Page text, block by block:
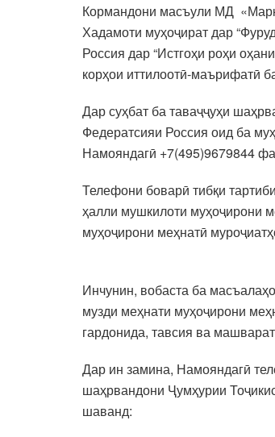
Кормандони масъули МД
Хадамоти муҳоҷират дар
Россия дар “Истгоҳи роҳи
корҳои иттилоотӣ-маърифатӣ
Дар суҳбат ба таваҷҷуҳи
Федератсияи Россия оид ба
Намояндагӣ +7(495)9679844
Телефони боварӣ тибқи
ҳалли мушкилоти муҳоҷирони
муҳоҷирони меҳнатӣ
Инчунин, вобаста ба
музди меҳнати муҳоҷирони
гардонида, тавсия ва
Дар ин замина, Намояндагӣ
шаҳрвандони Ҷумҳурии
шаванд: